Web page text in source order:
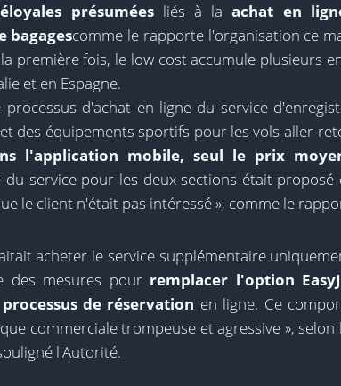
présuméesliés à laachat en
bagagescomme le rapporte l'organisation ce
première fois, le low cost accumule plusieurs
et en Espagne.
d'achat en ligne du service
des équipements sportifs pour les vols aller-
l'application mobile, seul le prix
du service pour les deux sections était proposé
le client n'était pas intéressé », comme le
acheter le service supplémentaire
des mesures pour remplacer l'option
de réservation en ligne. Ce
commerciale trompeuse et agressive », selon
l'Autorité.